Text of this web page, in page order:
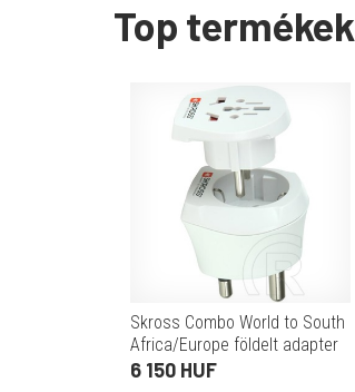
Top termékek
Skross Combo World to South
Africa/Europe földelt adapter
(Dél-Afrika)
6 150 HUF